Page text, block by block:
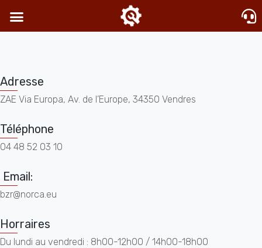
Adresse
ZAE Via Europa, Av. de l’Europe, 34350 Vendres
Téléphone
04 48 52 03 10
Email:
bzr@norca.eu
Horraires
Du lundi au vendredi : 8h00-12h00 / 14h00-18h00